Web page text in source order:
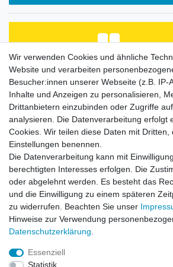
Habe Angelkayak gekauft, bin mit
Preis zufrieden. Was fehlt, ist eine
Horst L., Steinach
Datum der Veröffentlichung: 26.07.2026
Datum der Kauferfahrung: 16.07.2026
253 Bewertungen
Impressum
Wir verwenden Cookies und ähnliche
Website und verarbeiten
Besucher:innen unserer Webseite (z.B. IP-
Inhalte und Anzeigen zu personalisieren,
Drittanbietern einzubinden oder Zugriffe
analysieren. Die Datenverarbeitung erfolgt
Cookies. Wir teilen diese Daten mit Dritten,
Einstellungen benennen.
Die Datenverarbeitung kann mit
berechtigten Interesses erfolgen. Die
oder abgelehnt werden. Es besteht das
und die Einwilligung zu einem späteren
zu widerrufen. Beachten Sie unser
Hinweise zur Verwendung
Daten­schutz­erklärung
Essenziell
Statistik